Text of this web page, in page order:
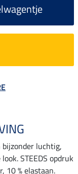
luchtig,
STEEDS opdruk
10 % elastaan.